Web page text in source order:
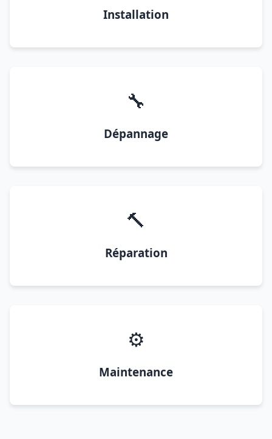
Installation
🔧
Dépannage
🔨
Réparation
⚙️
Maintenance